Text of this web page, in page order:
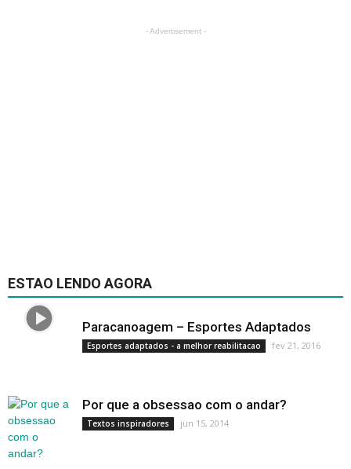
- Advertisement -
ESTAO LENDO AGORA
Paracanoagem – Esportes Adaptados
Esportes adaptados - a melhor reabilitacao fev 21, 2016
Por que a obsessao com o andar?
Textos inspiradores jun 15, 2014